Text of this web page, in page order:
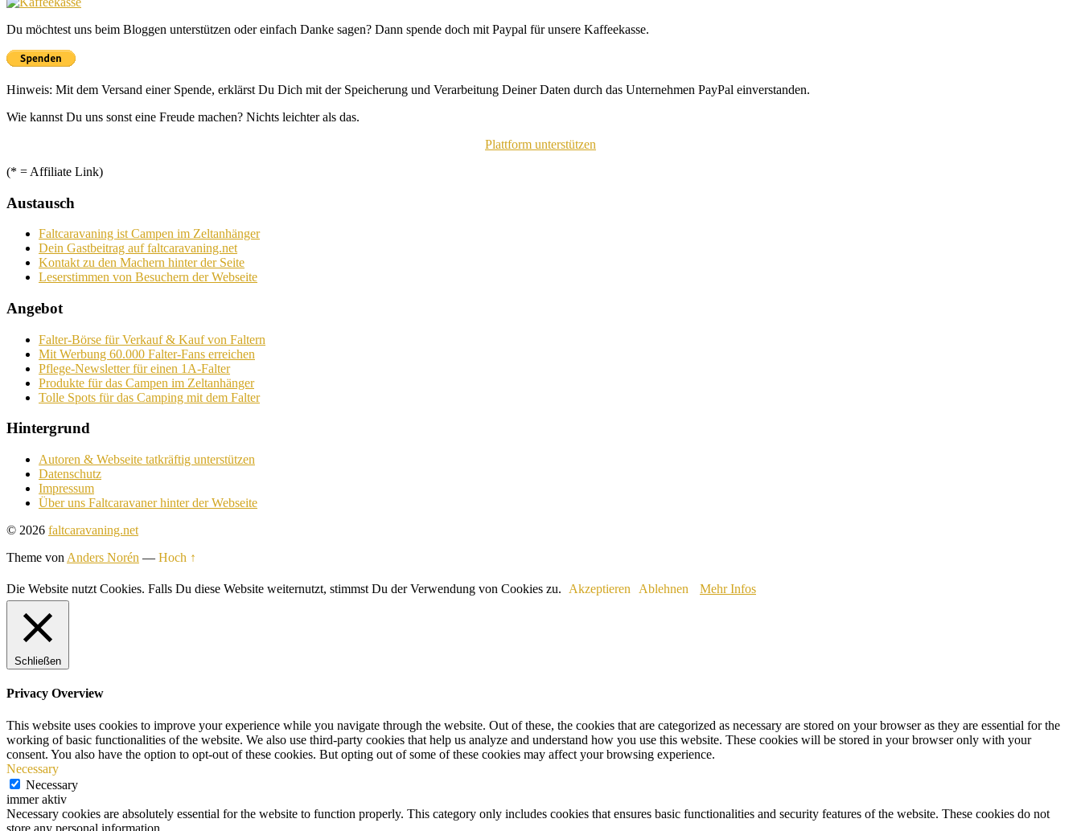
Du möchtest uns beim Bloggen unterstützen oder einfach Danke sagen? Dann spende doch mit Paypal für unsere Kaffeekasse.
Hinweis: Mit dem Versand einer Spende, erklärst Du Dich mit der Speicherung und Verarbeitung Deiner Daten durch das Unternehmen PayPal einverstanden.
Wie kannst Du uns sonst eine Freude machen? Nichts leichter als das.
Plattform unterstützen
(* = Affiliate Link)
Austausch
Faltcaravaning ist Campen im Zeltanhänger
Dein Gastbeitrag auf faltcaravaning.net
Kontakt zu den Machern hinter der Seite
Leserstimmen von Besuchern der Webseite
Angebot
Falter-Börse für Verkauf & Kauf von Faltern
Mit Werbung 60.000 Falter-Fans erreichen
Pflege-Newsletter für einen 1A-Falter
Produkte für das Campen im Zeltanhänger
Tolle Spots für das Camping mit dem Falter
Hintergrund
Autoren & Webseite tatkräftig unterstützen
Datenschutz
Impressum
Über uns Faltcaravaner hinter der Webseite
© 2026 faltcaravaning.net
Theme von Anders Norén — Hoch ↑
Die Website nutzt Cookies. Falls Du diese Website weiternutzt, stimmst Du der Verwendung von Cookies zu. Akzeptieren Ablehnen Mehr Infos
Schließen
Privacy Overview
This website uses cookies to improve your experience while you navigate through the website. Out of these, the cookies that are categorized as necessary are stored on your browser as they are essential for the
working of basic functionalities of the website. We also use third-party cookies that help us analyze and understand how you use this website. These cookies will be stored in your browser only with your
consent. You also have the option to opt-out of these cookies. But opting out of some of these cookies may affect your browsing experience.
Necessary
Necessary
immer aktiv
Necessary cookies are absolutely essential for the website to function properly. This category only includes cookies that ensures basic functionalities and security features of the website. These cookies do not
store any personal information.